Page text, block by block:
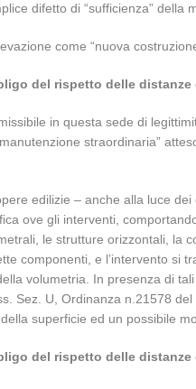
difetto di “sufficienza” della
come “nuova
del rispetto delle
in questa sede di
straordinaria”
edilizie – anche alla luce
ove gli interventi,
le strutture orizzontali, la
componenti, e l’intervento si
volumetria. In presenza di
Sez. U, Ordinanza n.21578
superficie ed un possibile
del rispetto delle